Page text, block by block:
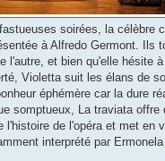
soirées, la célèbre
à Alfredo Germont. Ils
l'autre, et bien qu'elle hésite
Violetta suit les élans de
éphémère car la dure
somptueux, La traviata offre
l'histoire de l'opéra et met en
interprété par Ermonela